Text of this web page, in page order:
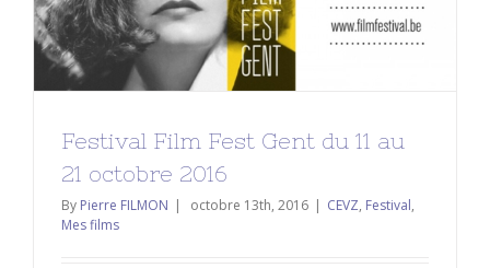
Festival Film Fest Gent du 11 au 21
octobre 2016
CEVZ Festival Mes films
Festival Film Fest Gent du 11 au
21 octobre 2016
By Pierre FILMON | octobre 13th, 2016 | CEVZ, Festival,
Mes films